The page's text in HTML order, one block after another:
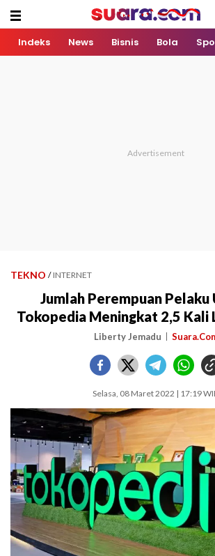
Indeks News Bisnis Bola
TEKNO / INTERNET
Jumlah Perempuan Pelaku
Tokopedia Meningkat 2,5 Kali
Liberty Jemadu
Selasa, 08 Maret 2022 | 17:19